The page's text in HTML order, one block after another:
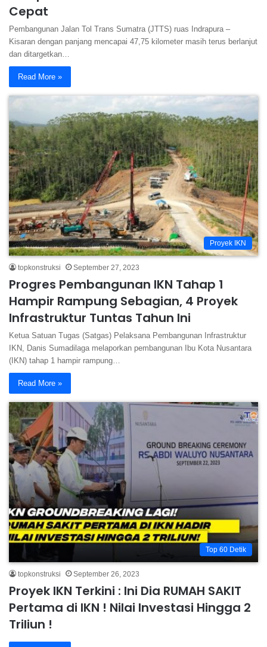
Cepat
Pembangunan Jalan Tol Trans Sumatra (JTTS) ruas Indrapura –
Kisaran dengan panjang mencapai 47,75 kilometer masih terus berlanjut
dan ditargetkan…
Read More »
Proyek IKN
topkonstruksi September 27, 2023
Progres Pembangunan IKN Tahap 1
Hampir Rampung Sebagian, 4 Proyek
Infrastruktur Tuntas Tahun Ini
Ketua Satuan Tugas (Satgas) Pelaksana Pembangunan Infrastruktur
IKN, Danis Sumadilaga melaporkan pembangunan Ibu Kota Nusantara
(IKN) tahap 1 hampir rampung…
Read More »
Top 60 Detik
topkonstruksi September 26, 2023
Proyek IKN Terkini : Ini Dia RUMAH SAKIT
Pertama di IKN ! Nilai Investasi Hingga 2
Triliun !